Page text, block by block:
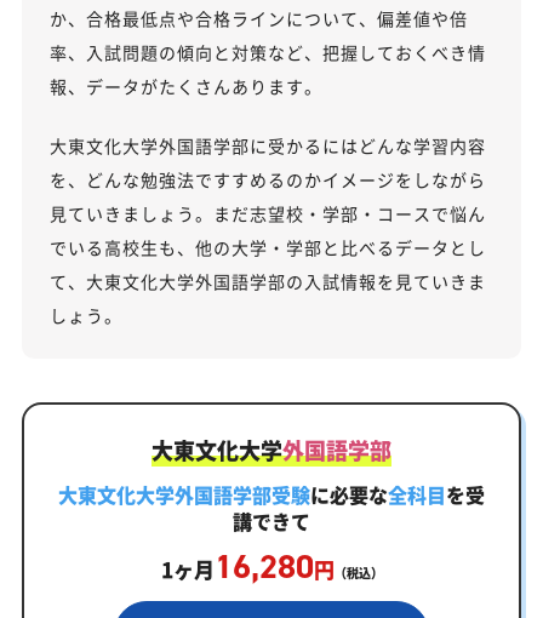
か、合格最低点や合格ラインについて、偏差値や倍
率、入試問題の傾向と対策など、把握しておくべき情
報、データがたくさんあります。
大東文化大学外国語学部に受かるにはどんな学習内容
を、どんな勉強法ですすめるのかイメージをしながら
見ていきましょう。まだ志望校・学部・コースで悩ん
でいる高校生も、他の大学・学部と比べるデータとし
て、大東文化大学外国語学部の入試情報を見ていきま
しょう。
大東文化大学外国語学部
大東文化大学外国語学部受験に必要な全科目を受
講できて
1ヶ月 16,280円 （税込）